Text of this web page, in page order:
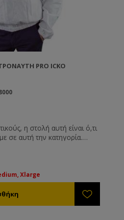
PRO ICKO
η στολή αυτή είναι ό,τι
σε αυτή την κατηγορία.
ποιότητας. 100%
ύφασμα, λάστιχα
Για όσους απαιτούν το
Xlarge